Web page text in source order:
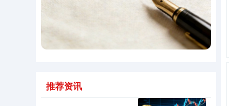
深证成指
推荐资讯